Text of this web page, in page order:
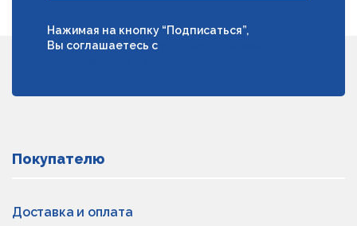
Нажимая на кнопку “Подписаться”,
Вы соглашаетесь с
Покупателю
Доставка и оплата